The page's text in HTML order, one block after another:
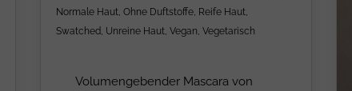
Normale Haut, Ohne Duftstoffe, Reife Haut,
Swatched, Unreine Haut, Vegan, Vegetarisch
Volumengebender Mascara von